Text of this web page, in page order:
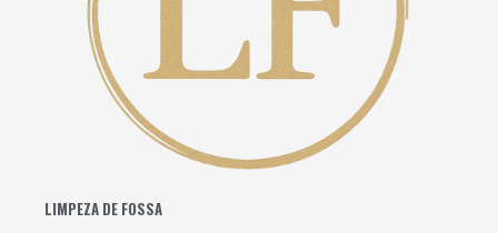
LIMPEZA DE FOSSA